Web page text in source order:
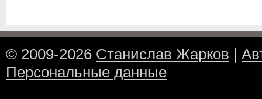
© 2009-2026 Станислав Жарков |
Персональные данные